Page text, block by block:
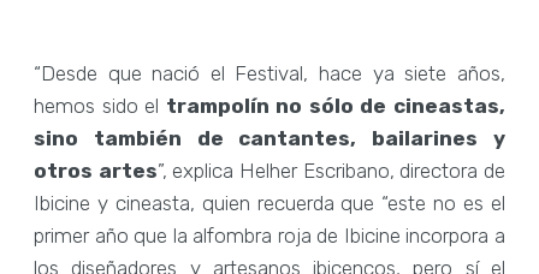
“Desde que nació el Festival, hace ya siete años,
hemos sido el trampolín no sólo de cineastas,
sino también de cantantes, bailarines y
otros artes”, explica Helher Escribano, directora de
Ibicine y cineasta, quien recuerda que “este no es el
primer año que la alfombra roja de Ibicine incorpora a
los diseñadores y artesanos ibicencos, pero sí el